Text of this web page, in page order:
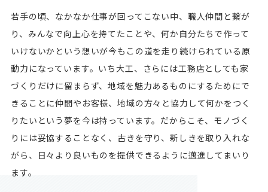
若手の頃、なかなか仕事が回ってこない中、職人仲間と繋が
り、みんなで向上心を持てたことや、何か自分たちで作って
いけないかという想いが今もこの道を走り続けられている原
動力になっています。いち大工、さらには工務店としても家
づくりだけに留まらず、地域を魅力あるものにするためにで
きることに仲間やお客様、地域の方々と協力して何かをつく
りたいという夢を今は持っています。だからこそ、モノづく
りには妥協することなく、古きを守り、新しきを取り入れな
がら、日々より良いものを提供できるように邁進してまいり
ます。